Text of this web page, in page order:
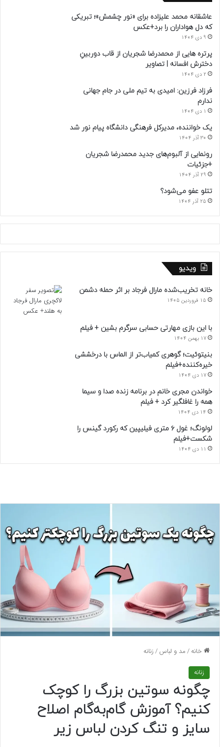
عاشقانه محمد علیزاده برای «نور چشمش»؛ تبریکی
که دل هواداران را برد+عکس
9 دی 1404
پرتره هایی از محمدرضا شجریان از قاب دوربینِ
دخترش افسانه | تصاویر
2 دی 1404
فرزاد فرزین: امیدی به تیم ملی در جام جهانی
ندارم
1 دی 1404
یک خواننده، مدیرکل فرهنگی دانشگاه پیام نور شد
30 آذر 1404
رونمایی از آلبوم‌های جدید محمدرضا شجریان
+جزئیات
29 آذر 1404
تتلو عفو می‌شود؟
25 آذر 1404
ویدیو
خانه تخریب‌شده مارال فرجاد بر اثر حمله دشمن
15 فروردین 1405
با این بازی مهارتی حسابی سرگرم بشین + فیلم
17 بهمن 1404
بنیتوئیت؛ گوهری کمیاب‌تر از الماس با درخششی
خیره‌کننده+فیلم
17 دی 1404
خواندن مجری خانم در برنامه زنده صدا و سیما
همه را غافلگیر کرد + فیلم
14 دی 1404
لولونگ؛ غول ۶ متری فیلیپین که رکورد گینس را
شکست+فیلم
11 دی 1404